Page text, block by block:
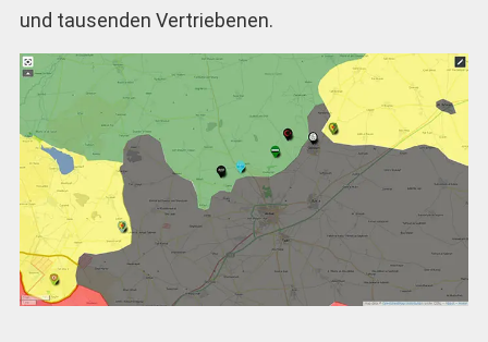
und tausenden Vertriebenen.